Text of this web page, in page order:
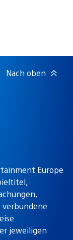
Nach oben
Europe
jeweiligen